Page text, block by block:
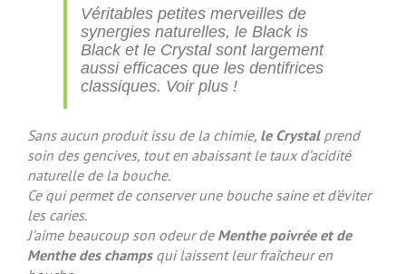
Véritables petites merveilles de
synergies naturelles, le Black is
Black et le Crystal sont largement
aussi efficaces que les dentifrices
classiques. Voir plus !
Sans aucun produit issu de la chimie, le Crystalprend
soin des gencives, tout en abaissant le taux d’acidité
naturelle de la bouche.
Ce qui permet de conserver une bouche saine et d’éviter
les caries.
J’aime beaucoup son odeur de Menthe poivrée et de
Menthe des champsqui laissent leur fraîcheur en